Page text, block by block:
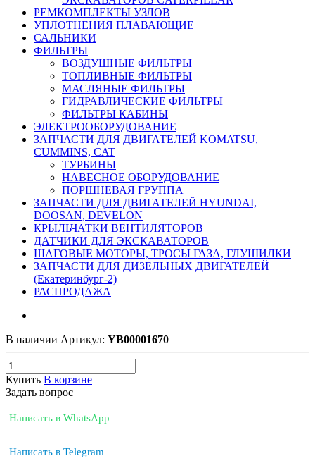
РЕМКОМПЛЕКТЫ УЗЛОВ
УПЛОТНЕНИЯ ПЛАВАЮЩИЕ
САЛЬНИКИ
ФИЛЬТРЫ
ВОЗДУШНЫЕ ФИЛЬТРЫ
ТОПЛИВНЫЕ ФИЛЬТРЫ
МАСЛЯНЫЕ ФИЛЬТРЫ
ГИДРАВЛИЧЕСКИЕ ФИЛЬТРЫ
ФИЛЬТРЫ КАБИНЫ
ЭЛЕКТРООБОРУДОВАНИЕ
ЗАПЧАСТИ ДЛЯ ДВИГАТЕЛЕЙ KOMATSU,
CUMMINS, CAT
ТУРБИНЫ
НАВЕСНОЕ ОБОРУДОВАНИЕ
ПОРШНЕВАЯ ГРУППА
ЗАПЧАСТИ ДЛЯ ДВИГАТЕЛЕЙ HYUNDAI,
DOOSAN, DEVELON
КРЫЛЬЧАТКИ ВЕНТИЛЯТОРОВ
ДАТЧИКИ ДЛЯ ЭКСКАВАТОРОВ
ШАГОВЫЕ МОТОРЫ, ТРОСЫ ГАЗА, ГЛУШИЛКИ
ЗАПЧАСТИ ДЛЯ ДИЗЕЛЬНЫХ ДВИГАТЕЛЕЙ
(Екатеринбург-2)
РАСПРОДАЖА
В наличии Артикул: YB00001670
Купить В корзине
Задать вопрос
Написать в WhatsApp
Написать в Telegram